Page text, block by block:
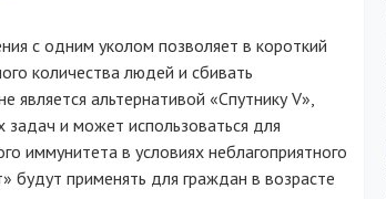
с одним уколом позволяет в короткий
количества людей и сбивать
является альтернативой «Спутнику V»,
задач и может использоваться для
иммунитета в условиях неблагоприятного
будут применять для граждан в возрасте